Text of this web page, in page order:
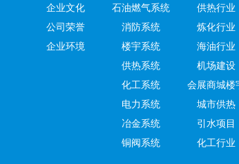
企业文化
公司荣誉
企业环境
石油燃气系统
消防系统
楼宇系统
供热系统
化工系统
电力系统
冶金系统
铜阀系统
供热行业
炼化行业
海油行业
机场建设
会展商城楼
城市供热
引水项目
化工行业